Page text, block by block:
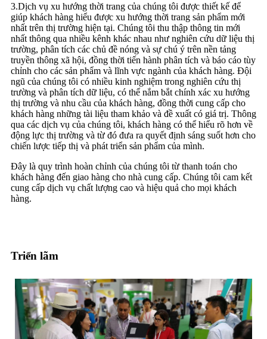
3.Dịch vụ xu hướng thời trang của chúng tôi được thiết kế để
giúp khách hàng hiểu được xu hướng thời trang sản phẩm mới
nhất trên thị trường hiện tại. Chúng tôi thu thập thông tin mới
nhất thông qua nhiều kênh khác nhau như nghiên cứu dữ liệu thị
trường, phân tích các chủ đề nóng và sự chú ý trên nền tảng
truyền thông xã hội, đồng thời tiến hành phân tích và báo cáo tùy
chỉnh cho các sản phẩm và lĩnh vực ngành của khách hàng. Đội
ngũ của chúng tôi có nhiều kinh nghiệm trong nghiên cứu thị
trường và phân tích dữ liệu, có thể nắm bắt chính xác xu hướng
thị trường và nhu cầu của khách hàng, đồng thời cung cấp cho
khách hàng những tài liệu tham khảo và đề xuất có giá trị. Thông
qua các dịch vụ của chúng tôi, khách hàng có thể hiểu rõ hơn về
động lực thị trường và từ đó đưa ra quyết định sáng suốt hơn cho
chiến lược tiếp thị và phát triển sản phẩm của mình.
Đây là quy trình hoàn chỉnh của chúng tôi từ thanh toán cho
khách hàng đến giao hàng cho nhà cung cấp. Chúng tôi cam kết
cung cấp dịch vụ chất lượng cao và hiệu quả cho mọi khách
hàng.
Triển lãm